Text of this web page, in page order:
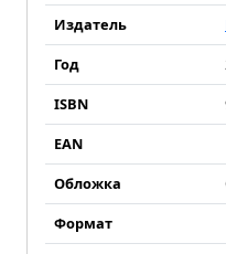
Издатель
Год
ISBN
EAN
Обложка
Формат